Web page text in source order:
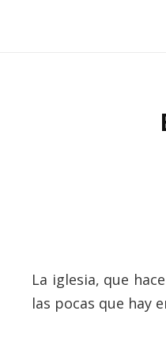
La iglesia, que
las pocas que hay